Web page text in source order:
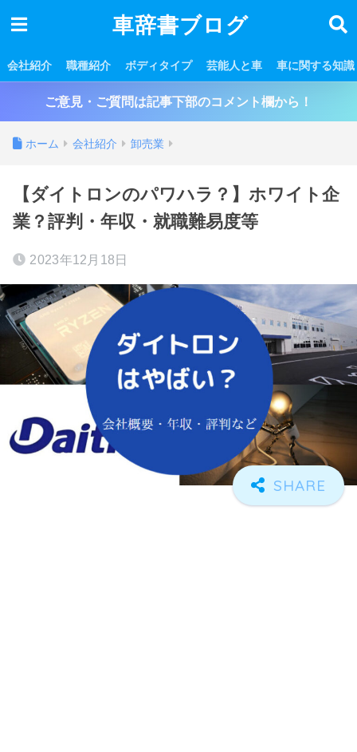
車辞書ブログ
会社紹介 職種紹介 ボディタイプ 芸能人と車 車に関する知識
ご意見・ご質問は記事下部のコメント欄から！
ホーム 会社紹介 卸売業
【ダイトロンのパワハラ？】ホワイト企
業？評判・年収・就職難易度等
2023年12月18日